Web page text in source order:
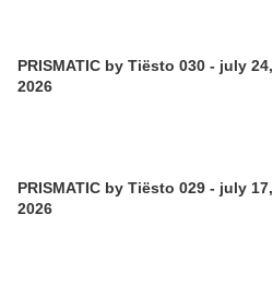
PRISMATIC by Tiësto 030 - july 24,
2026
PRISMATIC by Tiësto 029 - july 17,
2026